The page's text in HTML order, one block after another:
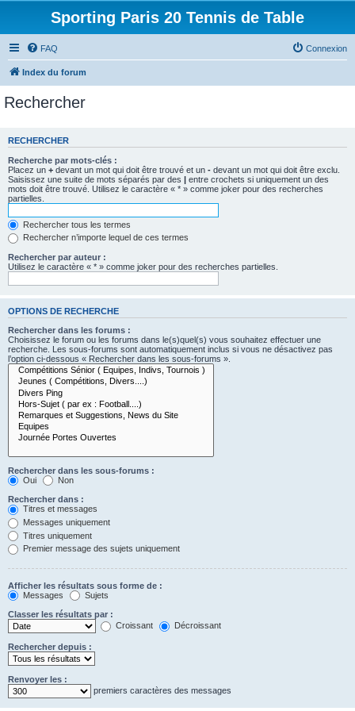
Sporting Paris 20 Tennis de Table
FAQ Connexion
Index du forum
Rechercher
RECHERCHER
Recherche par mots-clés :
Placez un + devant un mot qui doit être trouvé et un - devant un mot qui doit être exclu.
Saisissez une suite de mots séparés par des | entre crochets si uniquement un des
mots doit être trouvé. Utilisez le caractère « * » comme joker pour des recherches
partielles.
Rechercher tous les termes
Rechercher n’importe lequel de ces termes
Rechercher par auteur :
Utilisez le caractère « * » comme joker pour des recherches partielles.
OPTIONS DE RECHERCHE
Rechercher dans les forums :
Choisissez le forum ou les forums dans le(s)quel(s) vous souhaitez effectuer une
recherche. Les sous-forums sont automatiquement inclus si vous ne désactivez pas
l’option ci-dessous « Rechercher dans les sous-forums ».
Rechercher dans les sous-forums :
Oui
Non
Rechercher dans :
Titres et messages
Messages uniquement
Titres uniquement
Premier message des sujets uniquement
Afficher les résultats sous forme de :
Messages
Sujets
Classer les résultats par :
Croissant
Décroissant
Rechercher depuis :
Renvoyer les :
premiers caractères des messages